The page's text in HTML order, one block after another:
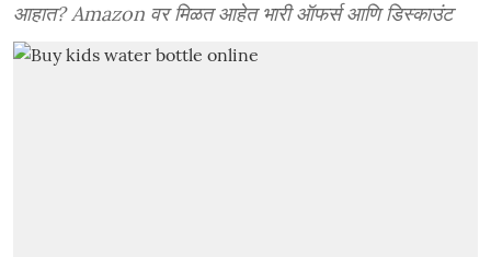
आहात? Amazon वर मिळत आहेत भारी ऑफर्स आणि डिस्काउंट